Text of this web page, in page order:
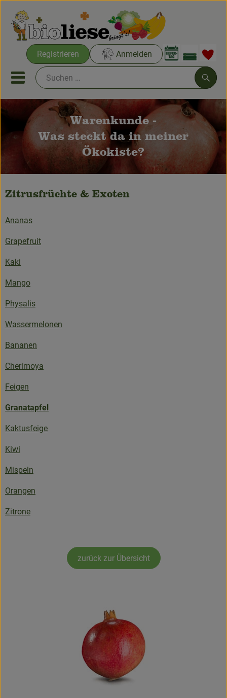
Registrieren Anmelden
Mobiles Menu öffnen oder
Bio-Wochenkisten
AKTIONEN & NEUES
Aus Aachen & Umgebung
THEMENWELTEN
Obst & Gemüse
Bäckerei
Kühltheke
Speisekammer
Getränke
Drogerie & Haushalt
💜 Schnupperangebot
💚 bioLiese für alle!
🍎 Bio-Jobkiste
So geht's!
Über uns
Warenkunde -
Was steckt da in meiner
Ökokiste?
Zitrusfrüchte & Exoten
Ananas
Grapefruit
Kaki
Mango
Physalis
Wassermelonen
Bananen
Cherimoya
Feigen
Granatapfel
Kaktusfeige
Kiwi
Mispeln
Orangen
Zitrone
zurück zur Übersicht